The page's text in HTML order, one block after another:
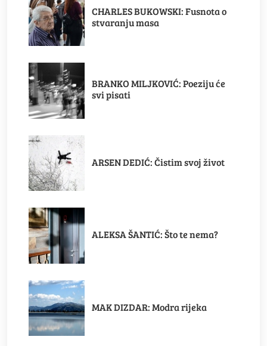
CHARLES BUKOWSKI: Fusnota o
stvaranju masa
BRANKO MILJKOVIĆ: Poeziju će
svi pisati
ARSEN DEDIĆ: Čistim svoj život
ALEKSA ŠANTIĆ: Što te nema?
MAK DIZDAR: Modra rijeka